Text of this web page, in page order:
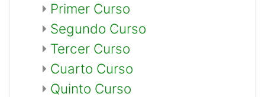
Primer Curso
Segundo Curso
Tercer Curso
Cuarto Curso
Quinto Curso